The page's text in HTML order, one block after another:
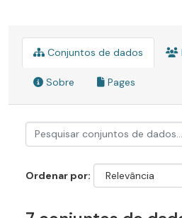
Conjuntos de dados
Sobre Pages
Ordenar por